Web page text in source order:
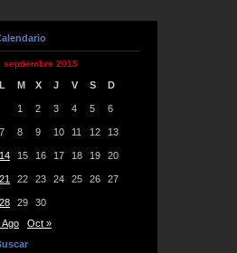
septiembre 2015
L M X J V S D
1 2 3 4 5 6
7 8 9 10 11 12 13
14 15 16 17 18 19 20
21 22 23 24 25 26 27
28 29
30
Ago
Oct »